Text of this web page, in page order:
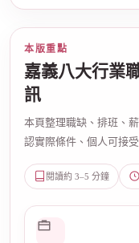
本版重點
嘉義八大行業
訊
本頁整理職缺、排班、
認實際條件、個人可接
閱讀約 3–5 分鐘